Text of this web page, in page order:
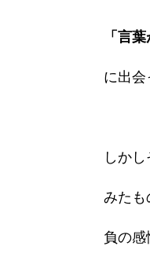
「言
に出会
しか
みたも
負の感